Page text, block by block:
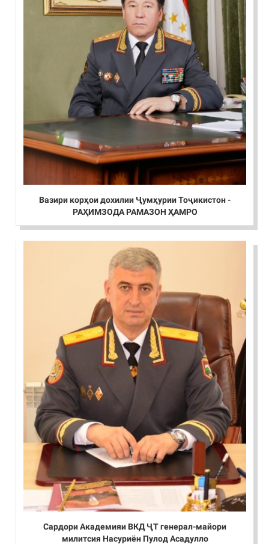
Вазири корҳои дохилии Ҷумҳурии Тоҷикистон -
РАҲИМЗОДА РАМАЗОН ҲАМРО
Сардори Академияи ВКД ҶТ генерал-майори
милитсия Насуриён Пулод Асадулло